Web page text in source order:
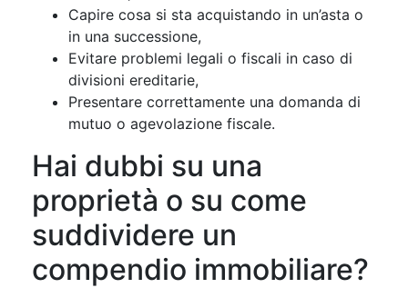
Capire cosa si sta acquistando in un’asta o
in una successione,
Evitare problemi legali o fiscali in caso di
divisioni ereditarie,
Presentare correttamente una domanda di
mutuo o agevolazione fiscale.
Hai dubbi su una
proprietà o su come
suddividere un
compendio immobiliare?